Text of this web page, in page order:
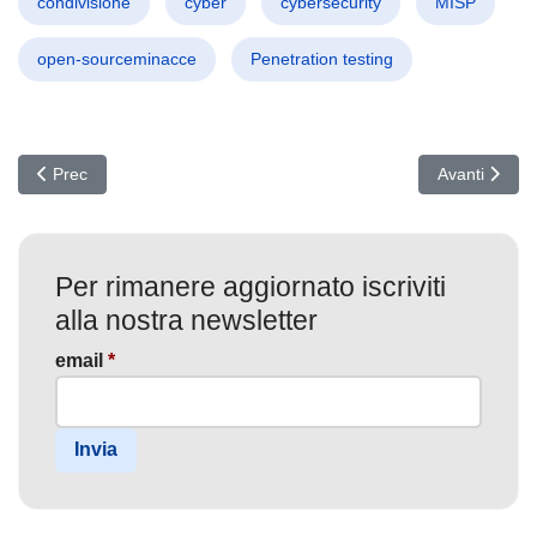
open-sourceminacce Penetration testing
Articolo precedente: Attacchi Informatici SideWinder: Minaccia
Prec Articolo
Avanti
Per rimanere aggiornato iscriviti
alla nostra newsletter
email *
Invia